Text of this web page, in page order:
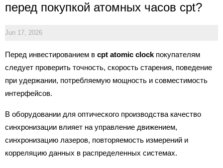
перед покупкой атомных часов cpt?
Jun 17, 2026
Перед инвестированием в cpt atomic clock покупателям
следует проверить точность, скорость старения, поведение
при удержании, потребляемую мощность и совместимость
интерфейсов.
В оборудовании для оптического производства качество
синхронизации влияет на управление движением,
синхронизацию лазеров, повторяемость измерений и
корреляцию данных в распределенных системах.